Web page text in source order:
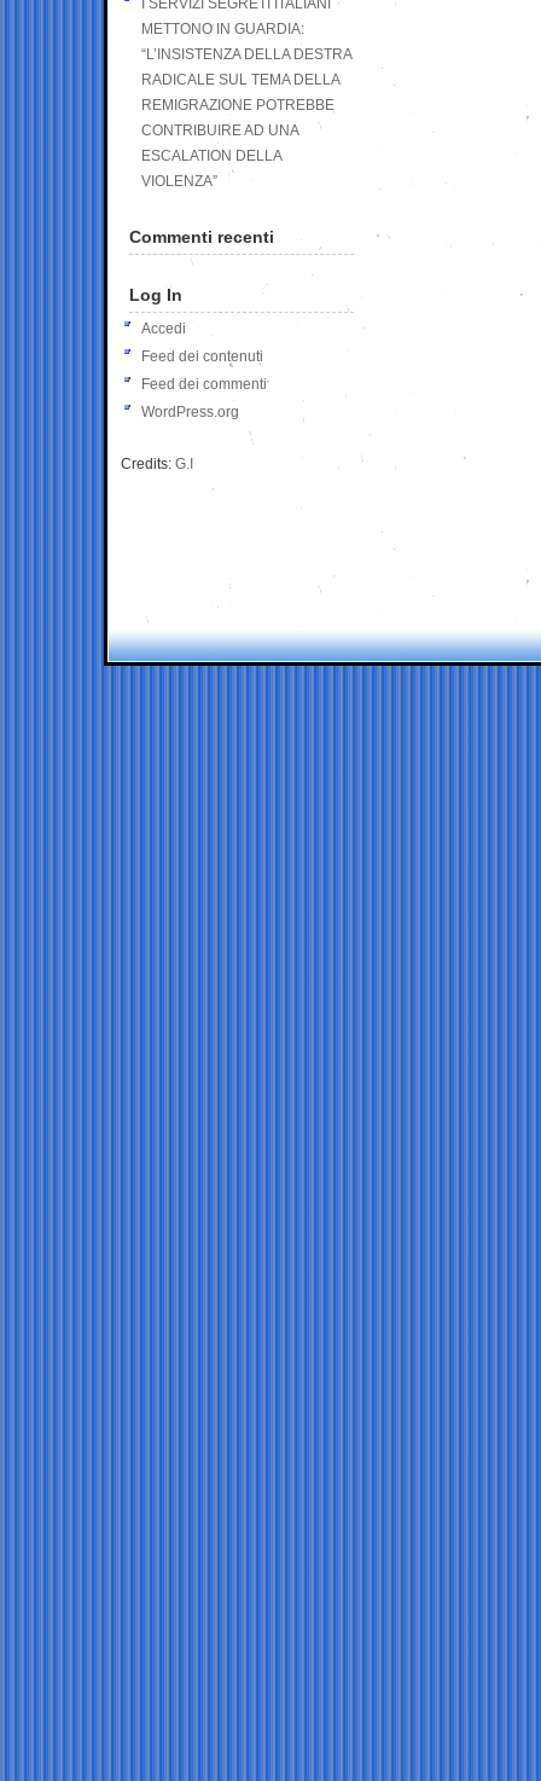
I SERVIZI SEGRETI ITALIANI
METTONO IN GUARDIA:
“L’INSISTENZA DELLA DESTRA
RADICALE SUL TEMA DELLA
REMIGRAZIONE POTREBBE
CONTRIBUIRE AD UNA
ESCALATION DELLA
VIOLENZA”
Commenti recenti
Log In
Accedi
Feed dei contenuti
Feed dei commenti
WordPress.org
Credits: G.I